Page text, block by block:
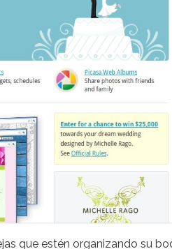
que estén organizando su